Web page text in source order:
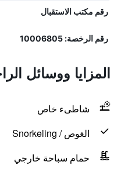
رقم مكتب الاستقبال
رقم الرخصة: 10006805
المزايا ووسائل
شاطىء خاص
الغوص / Snorkeling
حمام سباحة خارجي